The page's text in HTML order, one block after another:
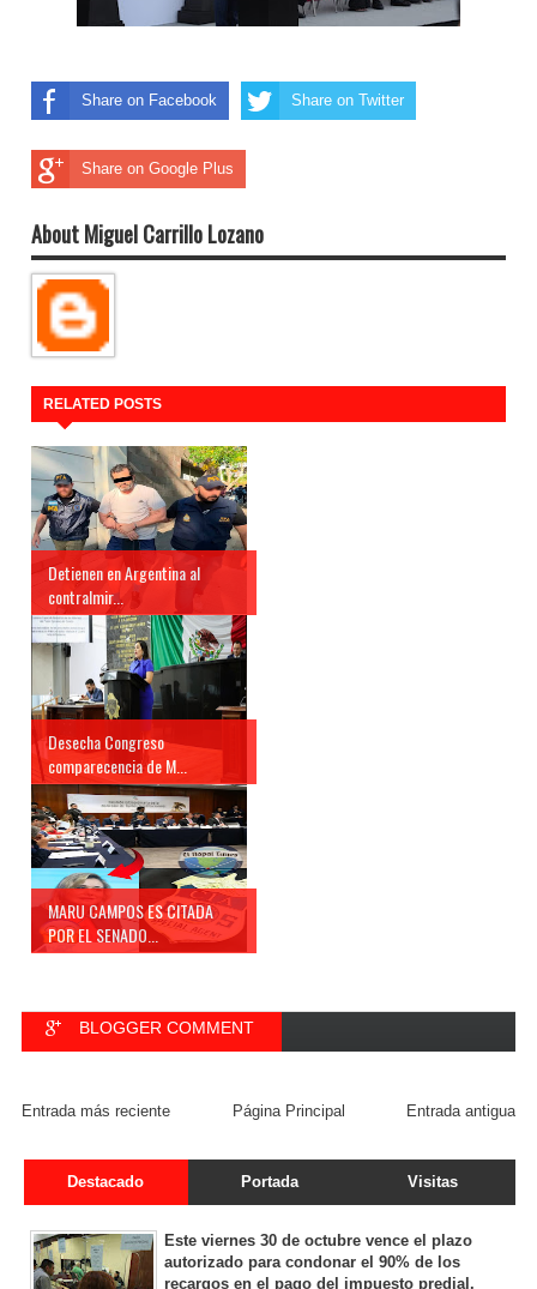
Share on Facebook Share on Twitter
Share on Google Plus
About Miguel Carrillo Lozano
RELATED POSTS
Detienen en Argentina al
contralmir...
Desecha Congreso
comparecencia de M...
MARU CAMPOS ES CITADA
POR EL SENADO...
BLOGGER COMMENT
Entrada más reciente Entrada antigua
Página Principal
Destacado Portada Visitas
Este viernes 30 de octubre vence el plazo
autorizado para condonar el 90% de los
recargos en el pago del impuesto predial.